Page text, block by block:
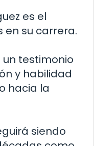
es el
en su carrera.
un testimonio
y habilidad
hacia la
siendo